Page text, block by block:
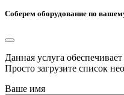
Соберем оборудование по
Данная услуга
Просто загрузите список
Ваше имя